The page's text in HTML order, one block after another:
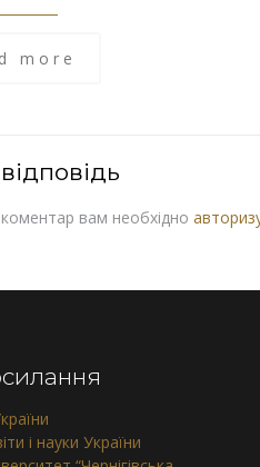
more
вам необхідно
і науки України